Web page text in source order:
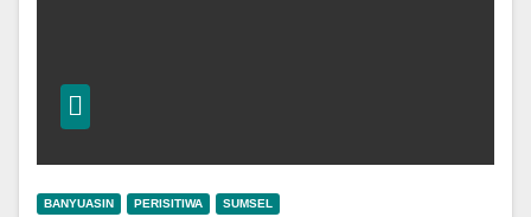
BANYUASIN PERISITIWA SUMSEL